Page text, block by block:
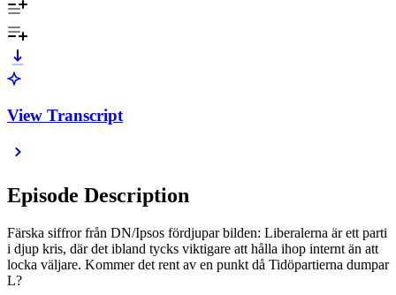
View Transcript
Episode Description
Färska siffror från DN/Ipsos fördjupar bilden: Liberalerna är ett parti
i djup kris, där det ibland tycks viktigare att hålla ihop internt än att
locka väljare. Kommer det rent av en punkt då Tidöpartierna dumpar
L?